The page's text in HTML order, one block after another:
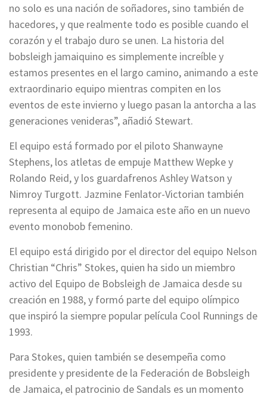
no solo es una nación de soñadores, sino también de
hacedores, y que realmente todo es posible cuando el
corazón y el trabajo duro se unen. La historia del
bobsleigh jamaiquino es simplemente increíble y
estamos presentes en el largo camino, animando a este
extraordinario equipo mientras compiten en los
eventos de este invierno y luego pasan la antorcha a las
generaciones venideras”, añadió Stewart.
El equipo está formado por el piloto Shanwayne
Stephens, los atletas de empuje Matthew Wepke y
Rolando Reid, y los guardafrenos Ashley Watson y
Nimroy Turgott. Jazmine Fenlator-Victorian también
representa al equipo de Jamaica este año en un nuevo
evento monobob femenino.
El equipo está dirigido por el director del equipo Nelson
Christian “Chris” Stokes, quien ha sido un miembro
activo del Equipo de Bobsleigh de Jamaica desde su
creación en 1988, y formó parte del equipo olímpico
que inspiró la siempre popular película Cool Runnings de
1993.
Para Stokes, quien también se desempeña como
presidente y presidente de la Federación de Bobsleigh
de Jamaica, el patrocinio de Sandals es un momento